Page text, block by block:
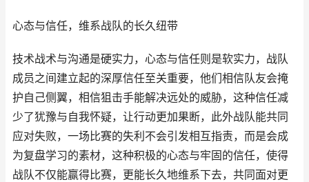
心态与信任，维系战队的长久纽带
技术战术与沟通是硬实力，心态与信任则是软实力，战队
成员之间建立起的深厚信任至关重要，他们相信队友会掩
护自己侧翼，相信狙击手能解决远处的威胁，这种信任减
少了犹豫与自我怀疑，让行动更加果断，此外战队能共同
应对失败，一场比赛的失利不会引发相互指责，而是会成
为复盘学习的素材，这种积极的心态与牢固的信任，使得
战队不仅能赢得比赛，更能长久地维系下去，共同面对更